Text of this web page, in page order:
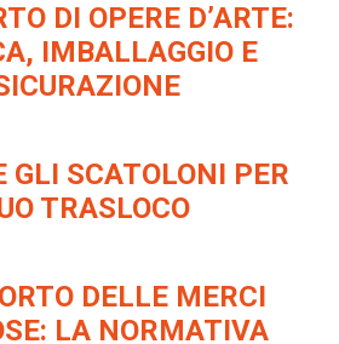
DI OPERE D’ARTE:
IMBALLAGGIO E
GLI SCATOLONI PER
TRASLOCO
DELLE MERCI
LA NORMATIVA